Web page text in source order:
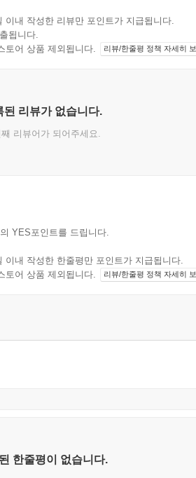
내 작성한 리뷰만 포인트가 지급됩니다.
됩니다.
토어 상품 제외됩니다.
리뷰/한줄평 정책 자세히
된 리뷰가 없습니다.
째 리뷰어가 되어주세요.
의 YES포인트를 드립니다.
내 작성한 한줄평만 포인트가 지급됩니다.
토어 상품 제외됩니다.
리뷰/한줄평 정책 자세히
한줄평이 없습니다.